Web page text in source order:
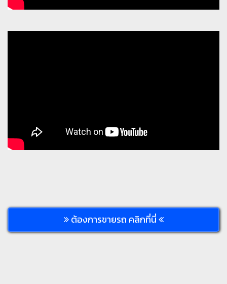
ต้องการขายรถ คลิกที่นี่